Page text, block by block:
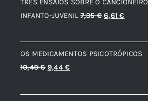
era:
15,74 €.
é:
14,17 €.
TRÊS ENSAIOS SOBRE O CANCIONEIRO
INFANTO-JUVENIL 7,35€ O
original
era:
6,61€
atual
é:
OS MEDICAMENTOS PSICOTRÓPICOS
10,49€ O
original
9,44 €
atual